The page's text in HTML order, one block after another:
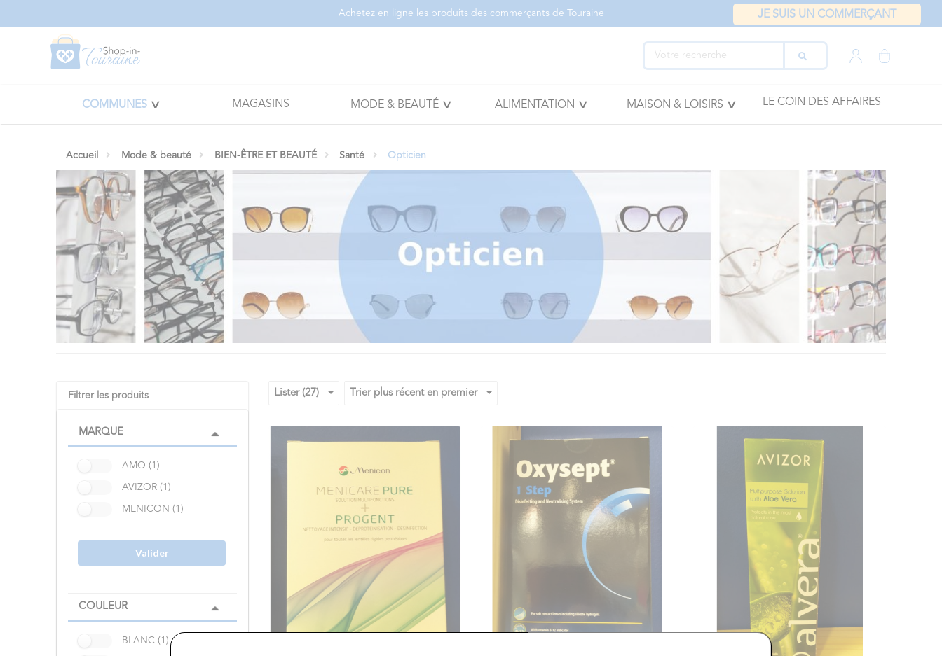
Achetez en ligne les produits des commerçants de Touraine JE SUIS UN COMMERÇANT
COMMUNES MAGASINS MODE & BEAUTÉ ALIMENTATION MAISON & LOISIRS LE COIN DES AFFAIRES
Accueil Mode & beauté BIEN-ÊTRE ET BEAUTÉ Santé Opticien
Filtrer les produits
MARQUE
AMO (1)
AVIZOR (1)
MENICON (1)
Valider
COULEUR
BLANC (1)
Lister (27) Trier plus récent en premier